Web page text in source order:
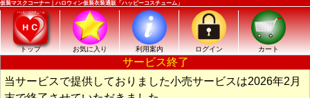
仮装マスクコーナー｜ハロウィン仮装衣装通販「ハッピーコスチューム」
トップ お気に入り 利用案内 ログイン カート
サービス終了
当サービスで提供しておりました小売サービスは2026年2月